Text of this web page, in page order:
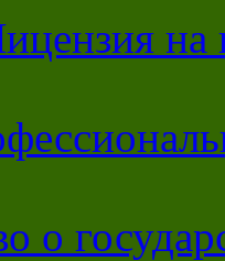
на
о